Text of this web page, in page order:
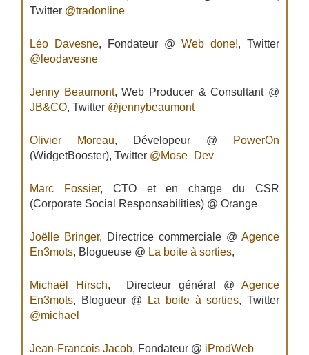
Twitter @tradonline
Léo Davesne, Fondateur @ Web done!, Twitter
@leodavesne
Jenny Beaumont, Web Producer & Consultant @
JB&CO, Twitter @jennybeaumont
Olivier Moreau, Dévelopeur @
PowerOn
(WidgetBooster), Twitter @Mose_Dev
Marc Fossier, CTO et en charge du CSR
(Corporate Social Responsabilities) @ Orange
Joëlle Bringer, Directrice commerciale @ Agence
En3mots, Blogueuse @ La boite à sorties,
Michaël Hirsch, Directeur général @Agence
En3mots, Blogueur @ La boite à sorties, Twitter
@michael
Jean-Francois Jacob, Fondateur @ iProdWeb